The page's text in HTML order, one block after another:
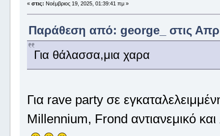
« στις: Νοέμβριος 19, 2025, 01:39:41 πμ »
Παράθεση από: george_ στις
Για θάλασσα,μια χαρα
Για rave party σε
Millennium, Frond αντιανεμικό